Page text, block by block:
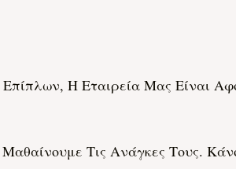
Η Εταιρεία Μας Είναι
Τις Ανάγκες Τους.